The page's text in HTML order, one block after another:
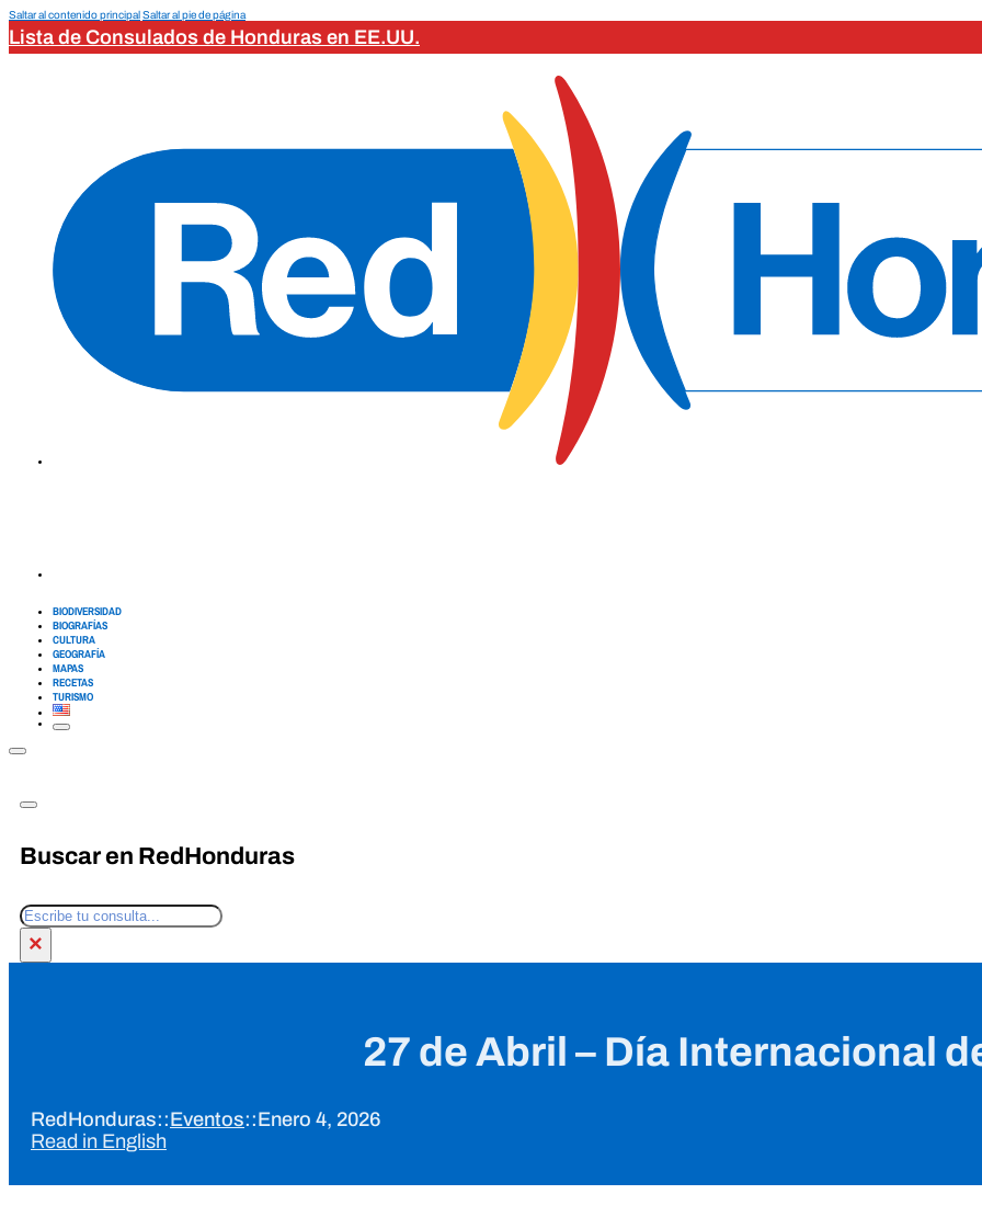
Saltar al contenido principalSaltar al pie de página
Lista de Consulados de Honduras en EE.UU.
BIODIVERSIDAD
BIOGRAFÍAS
CULTURA
GEOGRAFÍA
MAPAS
RECETAS
TURISMO
Buscar en RedHonduras
Buscar
×
27 de Abril – Día Internacional
RedHonduras::Eventos::Enero 4, 2026
Read in English